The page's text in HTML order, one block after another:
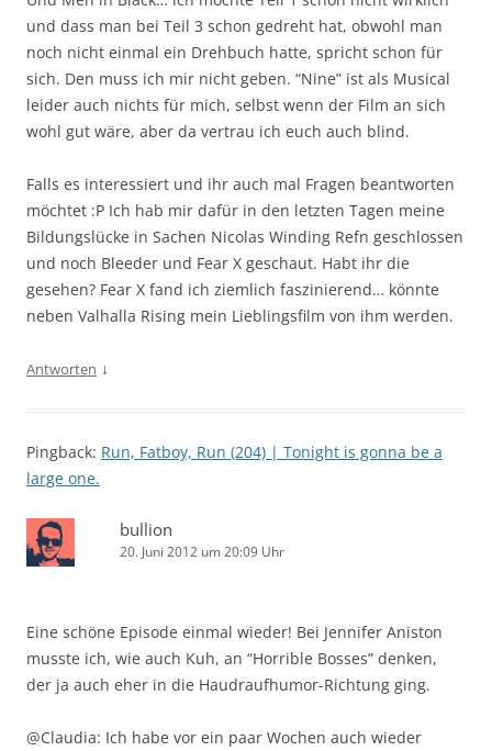
und dass man bei Teil 3 schon gedreht hat, obwohl man
noch nicht einmal ein Drehbuch hatte, spricht schon für
sich. Den muss ich mir nicht geben. “Nine” ist als Musical
leider auch nichts für mich, selbst wenn der Film an sich
wohl gut wäre, aber da vertrau ich euch auch blind.
Falls es interessiert und ihr auch mal Fragen beantworten
möchtet :P Ich hab mir dafür in den letzten Tagen meine
Bildungslücke in Sachen Nicolas Winding Refn geschlossen
und noch Bleeder und Fear X geschaut. Habt ihr die
gesehen? Fear X fand ich ziemlich faszinierend… könnte
neben Valhalla Rising mein Lieblingsfilm von ihm werden.
Antworten ↓
Pingback: Run, Fatboy, Run (204) | Tonight is gonna be a
large one.
bullion
20. Juni 2012 um 20:09 Uhr
Eine schöne Episode einmal wieder! Bei Jennifer Aniston
musste ich, wie auch Kuh, an “Horrible Bosses” denken,
der ja auch eher in die Haudraufhumor-Richtung ging.
@Claudia: Ich habe vor ein paar Wochen auch wieder